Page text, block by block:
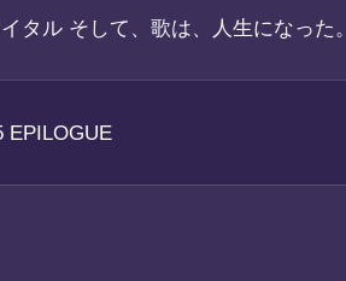
タル そして、歌は、人生になった。
EPILOGUE